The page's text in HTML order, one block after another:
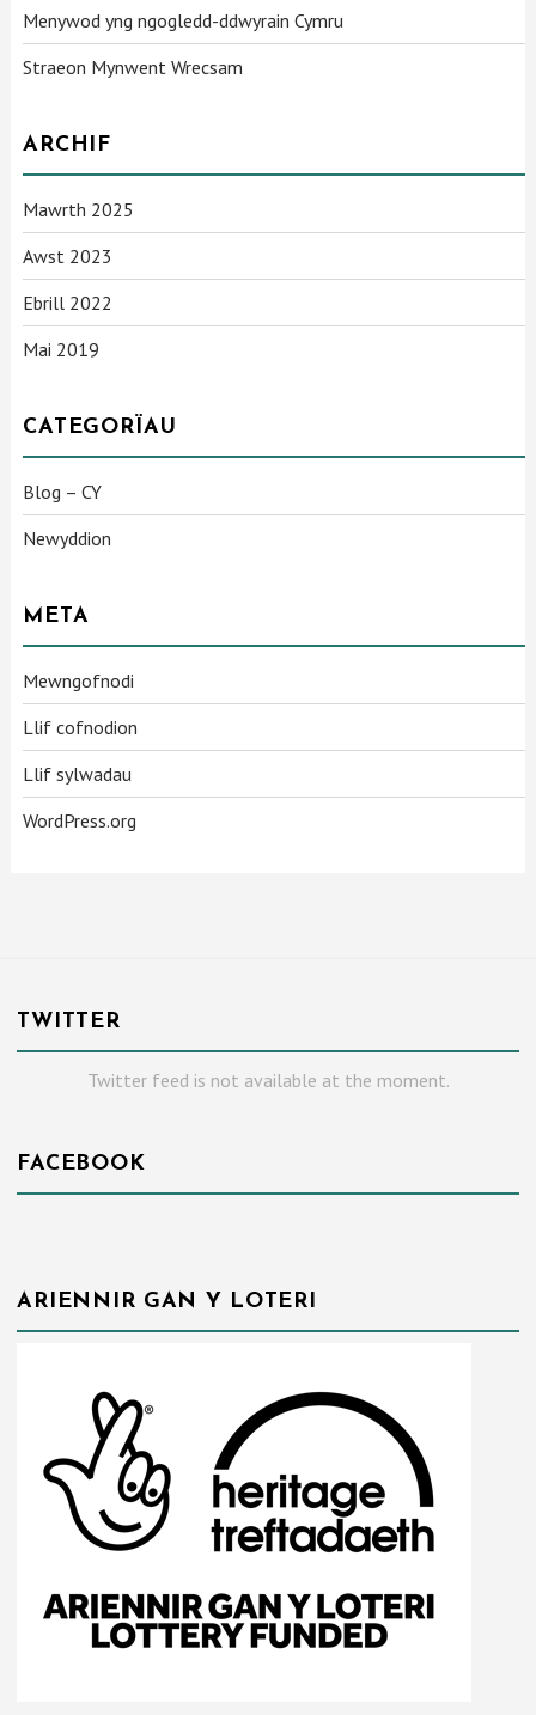
Menywod yng ngogledd-ddwyrain Cymru
Straeon Mynwent Wrecsam
ARCHIF
Mawrth 2025
Awst 2023
Ebrill 2022
Mai 2019
CATEGORÏAU
Blog – CY
Newyddion
META
Mewngofnodi
Llif cofnodion
Llif sylwadau
WordPress.org
TWITTER
Twitter feed is not available at the moment.
FACEBOOK
ARIENNIR GAN Y LOTERI